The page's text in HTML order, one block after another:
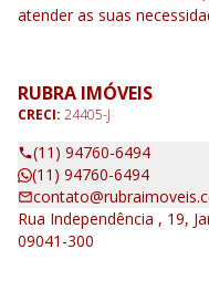
atender as suas
RUBRA IMÓVEIS
CRECI: 24405-J
(11) 94760-6494
(11) 94760-6494
Rua Independência , 19,
09041-300